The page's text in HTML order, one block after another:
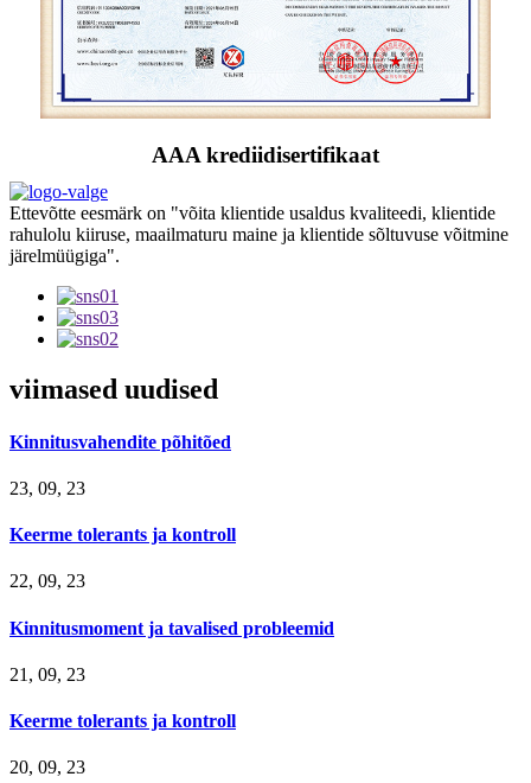
AAA krediidisertifikaat
Ettevõtte eesmärk on "võita klientide usaldus kvaliteedi, klientide
rahulolu kiiruse, maailmaturu maine ja klientide sõltuvuse võitmine
järelmüügiga".
viimased uudised
Kinnitusvahendite põhitõed
23, 09, 23
Keerme tolerants ja kontroll
22, 09, 23
Kinnitusmoment ja tavalised probleemid
21, 09, 23
Keerme tolerants ja kontroll
20, 09, 23